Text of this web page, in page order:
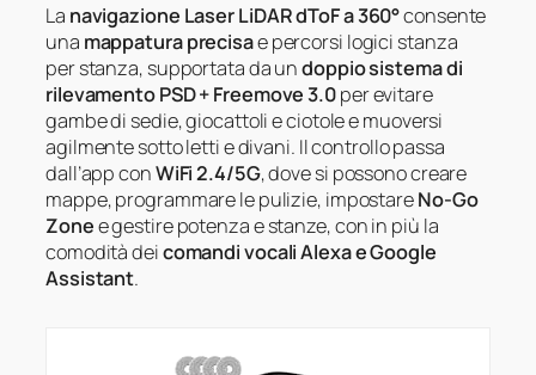
La navigazione Laser LiDAR dToF a 360°consente
una mappatura precisae percorsi logici stanza
per stanza, supportata da undoppio sistema di
rilevamento PSD + Freemove 3.0per evitare
gambe di sedie, giocattoli e ciotole e muoversi
agilmente sotto letti e divani. Il controllo passa
dall’app conWiFi 2.4/5G, dove si possono creare
mappe, programmare le pulizie, impostareNo-Go
Zonee gestire potenza e stanze, con in più la
comodità deicomandi vocali Alexa e Google
Assistant.